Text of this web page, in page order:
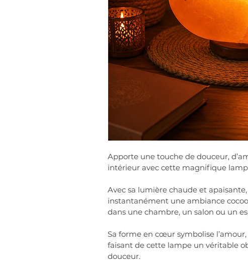
Apporte une touche de douceur,
intérieur avec cette magnifique
Avec sa lumière chaude et
instantanément une ambiance
dans une chambre, un salon ou un
Sa forme en cœur symbolise
faisant de cette lampe un véritable
douceur.